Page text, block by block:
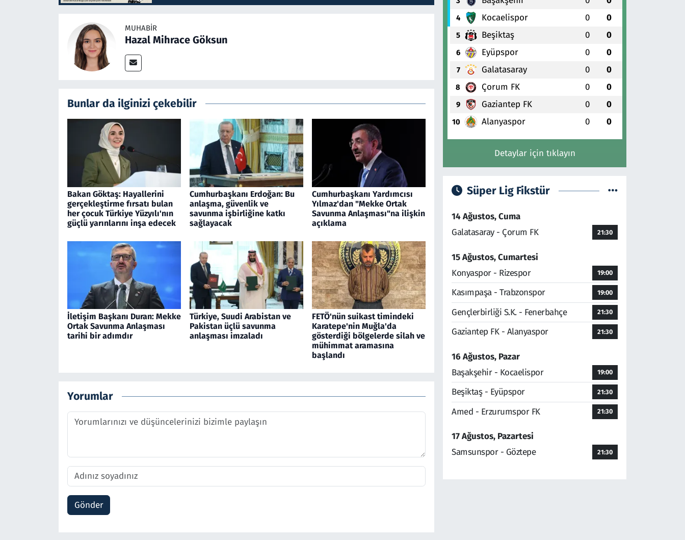
MUHABIR
Hazal Mihrace Göksun
Bunlar da ilginizi çekebilir
Bakan Göktaş: Hayallerini
gerçekleştirme fırsatı bulan
her çocuk Türkiye Yüzyılı'nın
güçlü yarınlarını inşa edecek
Cumhurbaşkanı Erdoğan: Bu
anlaşma, güvenlik ve
savunma işbirliğine katkı
sağlayacak
Cumhurbaşkanı Yardımcısı
Yılmaz'dan "Mekke Ortak
Savunma Anlaşması"na ilişkin
açıklama
İletişim Başkanı Duran: Mekke
Ortak Savunma Anlaşması
tarihi bir adımdır
Türkiye, Suudi Arabistan ve
Pakistan üçlü savunma
anlaşması imzaladı
FETÖ'nün suikast timindeki
Karatepe'nin Muğla'da
gösterdiği bölgelerde silah ve
mühimmat aramasına
başlandı
Yorumlar
Gönder
4 Kocaelispor 0 0
5 Beşiktaş 0 0
6 Eyüpspor 0 0
7 Galatasaray 0 0
8 Çorum FK 0 0
9 Gaziantep FK 0 0
10 Alanyaspor 0 0
Detaylar için tıklayın
Süper Lig Fikstür
14 Ağustos, Cuma
Galatasaray - Çorum FK
21:30
15 Ağustos, Cumartesi
Konyaspor - Rizespor
19:00
Kasımpaşa - Trabzonspor 19:00
Gençlerbirliği S.K. - Fenerbahçe 21:30
Gaziantep FK - Alanyaspor 21:30
16 Ağustos, Pazar
Başakşehir - Kocaelispor
19:00
Beşiktaş - Eyüpspor 21:30
Amed - Erzurumspor FK 21:30
17 Ağustos, Pazartesi
Samsunspor - Göztepe
21:30